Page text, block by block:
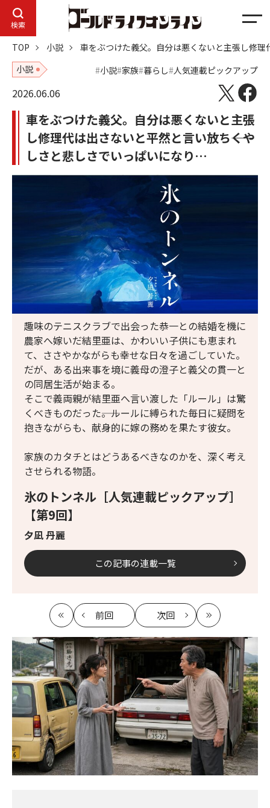
検索
メ
ニ
ュ
ー
TOP 小説
車をぶつけた義父。自分は悪くないと主張し修理
小説
小説 家族 暮らし 人気連載ピックアップ
2026.06.06
車をぶつけた義父。自分は悪くないと主張
し修理代は出さないと平然と言い放ち――くや
しさと悲しさでいっぱいになり…
氷のトンネル［人気連載ピックアップ］
【第9回】
夕凪 丹麗
趣味のテニスクラブで出会った恭一との結婚を機に
農家へ嫁いだ結里亜は、かわいい子供にも恵まれ
て、ささやかながらも幸せな日々を過ごしていた。
だが、ある出来事を境に義母の澄子と義父の貫一と
の同居生活が始まる。
そこで義両親が結里亜へ言い渡した「ルール」は驚
くべきものだった――。ルールに縛られた毎日に疑問を
抱きながらも、献身的に嫁の務めを果たす彼女。
家族のカタチとはどうあるべきなのかを、深く考え
させられる物語。
この記事の連載一覧
最
初
前回
記
事
へ
次回
記
事
へ
最
新